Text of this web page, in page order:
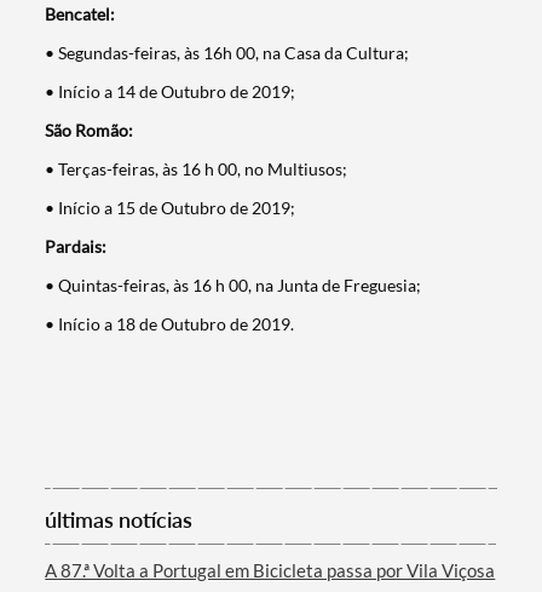
Termo de Pesquisa
Categorias gerais
Bencatel:
• Segundas-feiras, às 16h 00, na Casa da Cultura;
• Início a 14 de Outubro de 2019;
São Romão:
• Terças-feiras, às 16 h 00, no Multiusos;
• Início a 15 de Outubro de 2019;
Pardais:
• Quintas-feiras, às 16 h 00, na Junta de Freguesia;
• Início a 18 de Outubro de 2019.
últimas notícias
A 87.ª Volta a Portugal em Bicicleta passa por Vila Viçosa